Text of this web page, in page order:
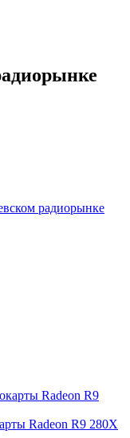
Radeon R9 280X